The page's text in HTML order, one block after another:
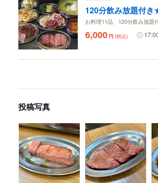
120分飲み放題付
お料理11品、120分飲み放題
6,000 円 (税込)
投稿写真